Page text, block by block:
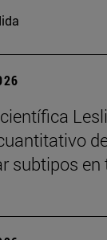
subtipos